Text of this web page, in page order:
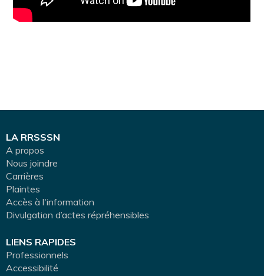
LA RRSSSN
A propos
Nous joindre
Carrières
Plaintes
Accès à l'information
Divulgation d’actes répréhensibles
LIENS RAPIDES
Professionnels
Accessibilité